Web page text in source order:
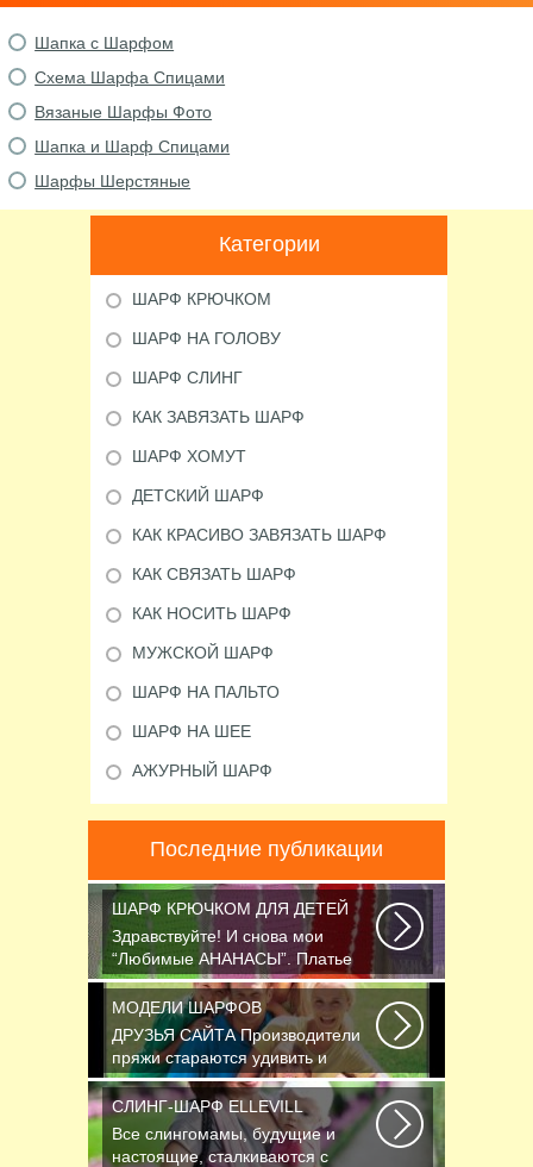
Шапка с Шарфом
Схема Шарфа Спицами
Вязаные Шарфы Фото
Шапка и Шарф Спицами
Шарфы Шерстяные
Категории
ШАРФ КРЮЧКОМ
ШАРФ НА ГОЛОВУ
ШАРФ СЛИНГ
КАК ЗАВЯЗАТЬ ШАРФ
ШАРФ ХОМУТ
ДЕТСКИЙ ШАРФ
КАК КРАСИВО ЗАВЯЗАТЬ ШАРФ
КАК СВЯЗАТЬ ШАРФ
КАК НОСИТЬ ШАРФ
МУЖСКОЙ ШАРФ
ШАРФ НА ПАЛЬТО
ШАРФ НА ШЕЕ
АЖУРНЫЙ ШАРФ
Последние публикации
ШАРФ КРЮЧКОМ ДЛЯ ДЕТЕЙ
Здравствуйте! И снова мои
“Любимые АНАНАСЫ”. Платье
связано крючком 1.75...
МОДЕЛИ ШАРФОВ
ДРУЗЬЯ САЙТА Производители
пряжи стараются удивить и
облегчить труд вязальщицам...
СЛИНГ-ШАРФ ELLEVILL
Все слингомамы, будущие и
настоящие, сталкиваются с